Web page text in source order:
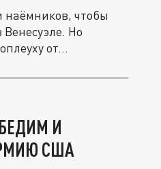
чтобы
Венесуэле. Но
от...
И
США